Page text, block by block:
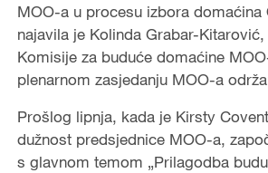
MOO-a u procesu izbora
najavila je Kolinda Grabar-
Komisije za buduće domaćine
plenarnom zasjedanju MOO-a
Prošlog lipnja, kada je Kirsty
dužnost predsjednice MOO-a,
s glavnom temom „Prilagodba